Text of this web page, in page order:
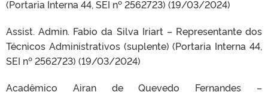
(Portaria Interna 44, SEI nº 2562723) (19/03/2024)
Assist. Admin. Fabio da Silva Iriart – Representante dos
Técnicos Administrativos (suplente) (Portaria Interna 44,
SEI nº 2562723) (19/03/2024)
Acadêmico Airan de Quevedo Fernandes –